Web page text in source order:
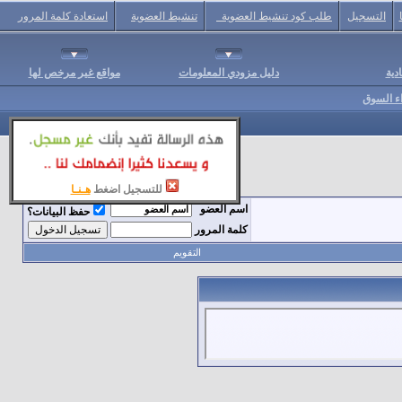
للتسجيل اضغط هـنـا
التسجيل طلب كود تنشيط العضوية تنشيط العضوية استعادة كلمة المرور
دليل مزودي المعلومات مواقع غير مرخص لها
السوق
اسم العضو
حفظ البيانات؟
كلمة المرور
التقويم